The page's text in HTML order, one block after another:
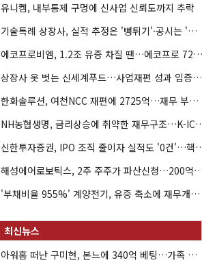
유니켐, 내부통제 구멍에 신사업 신뢰도까지 추락
기술특례 상장사, 실적 추정은 '뻥튀기'·공시는 '누락'
에코프로비엠, 1.2조 유증 차질 땐…에코프로 7270억 '독박'
상장사 옷 벗는 신세계푸드…사업재편 성과 입증할까
한화솔루션, 여천NCC 재편에 2725억…재무 부담 커지나
NH농협생명, 금리상승에 취
신한투자증권, IPO 조직 줄
해성에어로보틱스, 2주 주주가 파산
'부채비율 955%' 계양전기, 유증 축소에 재무개선 효과 '뚝'
아워홈 떠난 구미현, 본느에 340억 베팅…가족 지배체제 구축